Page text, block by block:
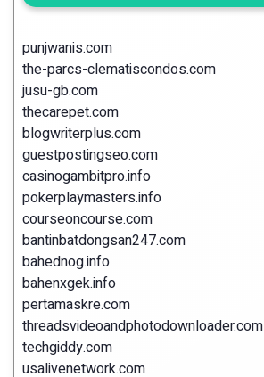
punjwanis.com
the-parcs-clematiscondos.com
jusu-gb.com
thecarepet.com
blogwriterplus.com
guestpostingseo.com
casinogambitpro.info
pokerplaymasters.info
courseoncourse.com
bantinbatdongsan247.com
bahednog.info
bahenxgek.info
pertamaskre.com
threadsvideoandphotodownloader.com
techgiddy.com
usalivenetwork.com